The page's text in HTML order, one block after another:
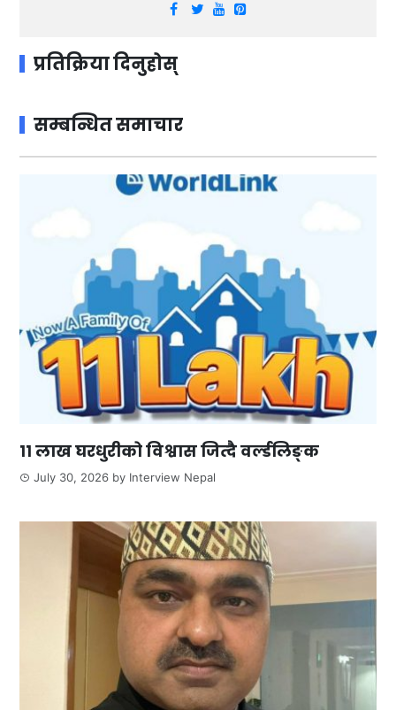
प्रतिक्रिया दिनुहोस्
सम्बन्धित समाचार
११ लाख घरधुरीको विश्वास जित्दै वर्ल्डलिङ्क
July 30, 2026 by Interview Nepal